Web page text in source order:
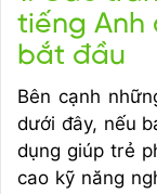
tiếng Anh
bắt đầu
Bên cạnh
dưới đây, nếu
dụng giúp trẻ
cao kỹ năng